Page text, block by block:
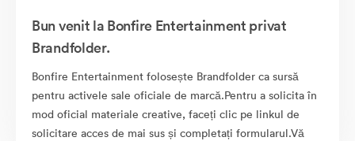
Bun venit la Bonfire Entertainment privat
Brandfolder.
Bonfire Entertainment folosește Brandfolder ca sursă
pentru activele sale oficiale de marcă.Pentru a solicita în
mod oficial materiale creative, faceți clic pe linkul de
solicitare acces de mai sus și completați formularul.Vă